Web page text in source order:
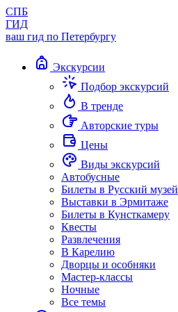
СПБ
ГИД
ваш гид по Петербургу
Экскурсии
Подбор экскурсий
В тренде
Авторские туры
Цены
Виды экскурсий
Автобусные
Билеты в Русский музей
Выставки в Эрмитаже
Билеты в Кунсткамеру
Квесты
Развлечения
В Карелию
Дворцы и особняки
Мастер-классы
Ночные
Все темы